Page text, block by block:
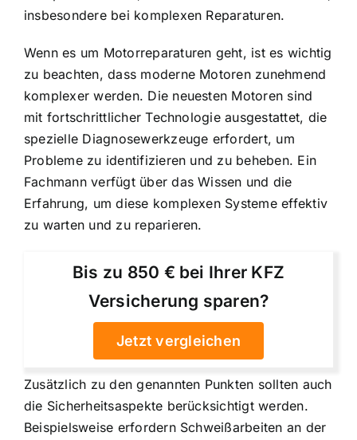
insbesondere bei komplexen Reparaturen.
Wenn es um Motorreparaturen geht, ist es wichtig
zu beachten, dass moderne Motoren zunehmend
komplexer werden. Die neuesten Motoren sind
mit fortschrittlicher Technologie ausgestattet, die
spezielle Diagnosewerkzeuge erfordert, um
Probleme zu identifizieren und zu beheben. Ein
Fachmann verfügt über das Wissen und die
Erfahrung, um diese komplexen Systeme effektiv
zu warten und zu reparieren.
Bis zu 850 € bei Ihrer KFZ
Versicherung sparen?
Jetzt vergleichen
Zusätzlich zu den genannten Punkten sollten auch
die Sicherheitsaspekte berücksichtigt werden.
Beispielsweise erfordern Schweißarbeiten an der